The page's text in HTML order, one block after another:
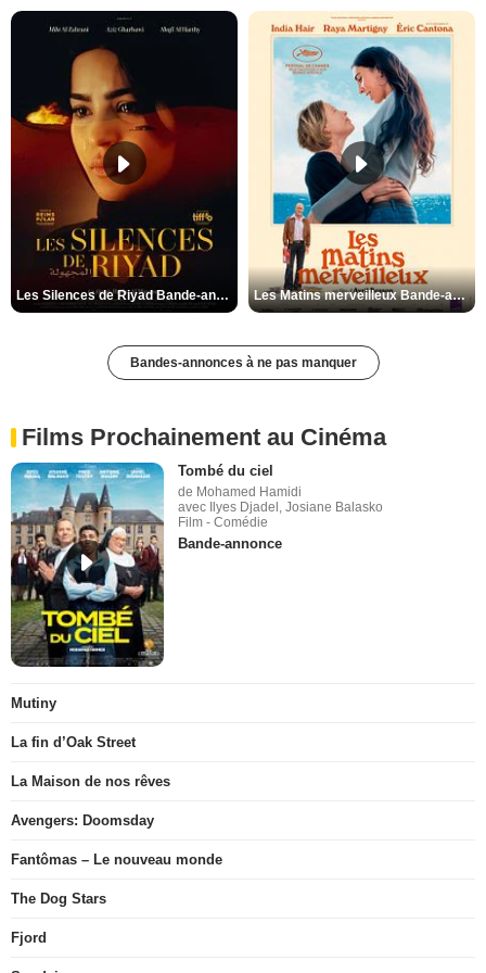
Les Silences de Riyad Bande-annonce VO STFR Les Matins merveilleux Bande-annonce VF
Bandes-annonces à ne pas manquer
Films Prochainement au Cinéma
Tombé du ciel
de Mohamed Hamidi
avec Ilyes Djadel, Josiane Balasko
Film - Comédie
Bande-annonce
Mutiny
La fin d’Oak Street
La Maison de nos rêves
Avengers: Doomsday
Fantômas – Le nouveau monde
The Dog Stars
Fjord